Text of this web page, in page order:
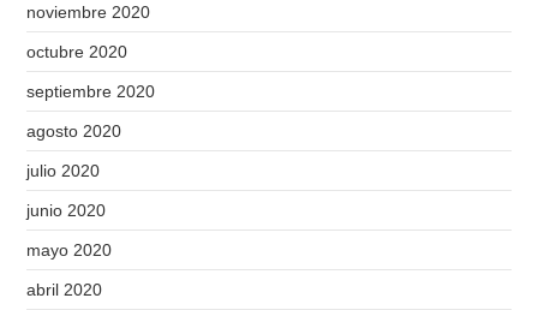
noviembre 2020
octubre 2020
septiembre 2020
agosto 2020
julio 2020
junio 2020
mayo 2020
abril 2020